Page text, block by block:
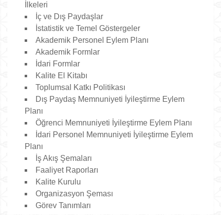
İlkeleri
İç ve Dış Paydaşlar
İstatistik ve Temel Göstergeler
Akademik Personel Eylem Planı
Akademik Formlar
İdari Formlar
Kalite El Kitabı
Toplumsal Katkı Politikası
Dış Paydaş Memnuniyeti İyileştirme Eylem
Planı
Öğrenci Memnuniyeti İyileştirme Eylem Planı
İdari Personel Memnuniyeti İyileştirme Eylem
Planı
İş Akış Şemaları
Faaliyet Raporları
Kalite Kurulu
Organizasyon Şeması
Görev Tanımları